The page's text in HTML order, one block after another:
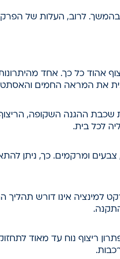
אהוד כל כך. אחד
את המראה החמים
שכבת ההגנה השקופה,
לכל בית.
צבעים ומרקמים. כך,
אינו דורש תהליך
התקנה.
ריצוף נוח עד מאוד